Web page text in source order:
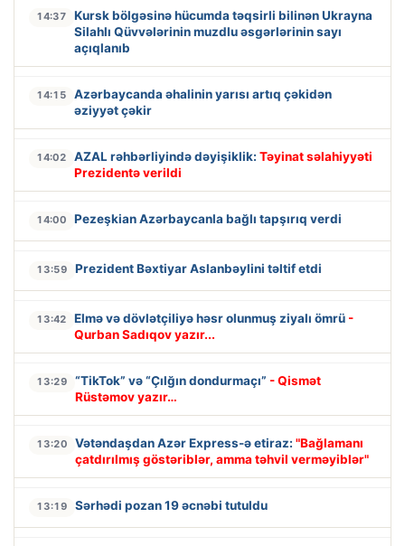
14:37
Kursk bölgəsinə hücumda təqsirli bilinən Ukrayna
Silahlı Qüvvələrinin muzdlu əsgərlərinin sayı
açıqlanıb
14:15
Azərbaycanda əhalinin yarısı artıq çəkidən
əziyyət çəkir
14:02 AZAL rəhbərliyində dəyişiklik: Təyinat səlahiyyəti
Prezidentə verildi
14:00 Pezeşkian Azərbaycanla bağlı tapşırıq verdi
13:59 Prezident Bəxtiyar Aslanbəylini təltif etdi
13:42 Elmə və dövlətçiliyə həsr olunmuş ziyalı ömrü -
Qurban Sadıqov yazır...
13:29 “TikTok” və “Çılğın dondurmaçı” - Qismət
Rüstəmov yazır…
13:20 Vətəndaşdan Azər Express-ə etiraz: "Bağlamanı
çatdırılmış göstəriblər, amma təhvil verməyiblər"
13:19 Sərhədi pozan 19 əcnəbi tutuldu